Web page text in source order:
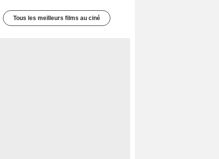
Tous les meilleurs films au ciné